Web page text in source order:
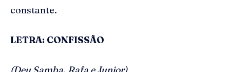
constante.
LETRA: CONFISSÃO
(Deu Samba, Rafa e Junior)